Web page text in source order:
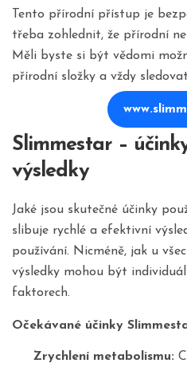
Tento přírodní přístup je
třeba zohlednit, že přírodní
Měli byste si být vědomi
přírodní složky a vždy
Slimmestar –
výsledky
Jaké jsou skutečné účinky
slibuje rychlé a efektivní
používání. Nicméně, jak u
výsledky mohou být
faktorech.
Očekávané účinky
Zrychlení metabolismu: